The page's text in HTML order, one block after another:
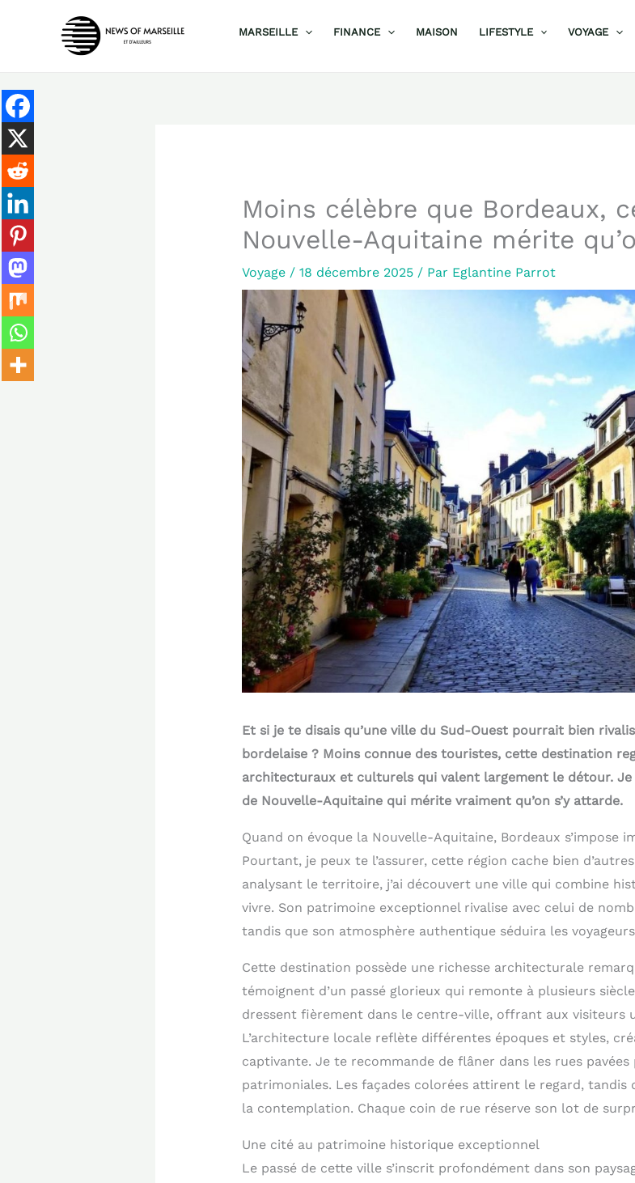
MARSEILLE FINANCE MAISON LIFESTYLE VOYAGE
Moins célèbre que Bordeaux,
Nouvelle-Aquitaine mérite
Voyage/ 18 décembre 2025 / Par Eglantine Parrot
Et si je te disais qu’une ville du Sud-Ouest pourrait bien
bordelaise ? Moins connue des touristes, cette destination
architecturaux et culturels qui valent largement le détour. Je
de Nouvelle-Aquitaine qui mérite vraiment qu’on s’y attarde.
Quand on évoque la Nouvelle-Aquitaine, Bordeaux s’impose
Pourtant, je peux te l’assurer, cette région cache bien
analysant le territoire, j’ai découvert une ville qui combine
vivre. Son patrimoine exceptionnel rivalise avec celui de
tandis que son atmosphère authentique séduira les
Cette destination possède une richesse architecturale
témoignent d’un passé glorieux qui remonte à plusieurs
dressent fièrement dans le centre-ville, offrant aux visiteurs
L’architecture locale reflète différentes époques et styles,
captivante. Je te recommande de flâner dans les rues
patrimoniales. Les façades colorées attirent le regard, tandis
la contemplation. Chaque coin de rue réserve son lot de
Une cité au patrimoine historique exceptionnel
Le passé de cette ville s’inscrit profondément dans son